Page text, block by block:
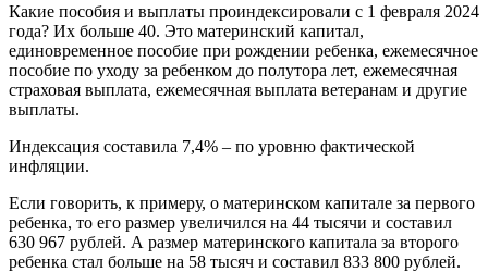
Какие пособия и выплаты проиндексировали с 1 февраля 2024
года? Их больше 40. Это материнский капитал,
единовременное пособие при рождении ребенка, ежемесячное
пособие по уходу за ребенком до полутора лет, ежемесячная
страховая выплата, ежемесячная выплата ветеранам и другие
выплаты.
Индексация составила 7,4% – по уровню фактической
инфляции.
Если говорить, к примеру, о материнском капитале за первого
ребенка, то его размер увеличился на 44 тысячи и составил
630 967 рублей. А размер материнского капитала за второго
ребенка стал больше на 58 тысяч и составил 833 800 рублей.